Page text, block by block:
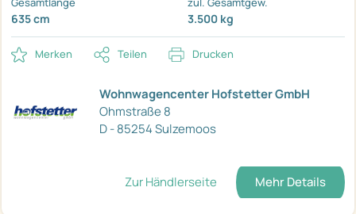
635 cm 3.500 kg
Merken Teilen Drucken
Wohnwagencenter Hofstetter GmbH
Ohmstraße 8
D - 85254 Sulzemoos
Zur Händlerseite Mehr Details